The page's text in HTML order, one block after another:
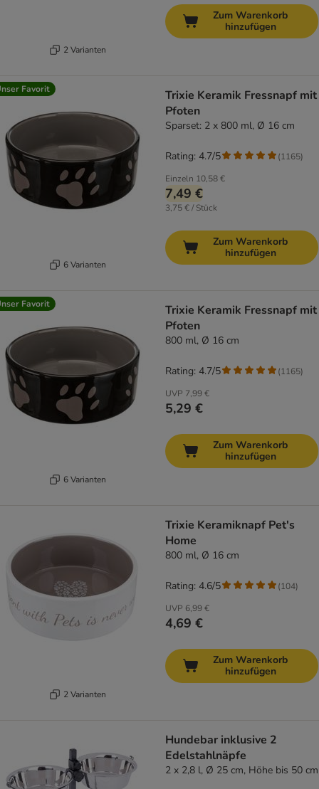
2 Varianten
Zum Warenkorb
hinzufügen
Favorit
6 Varianten
Trixie Keramik Fressnapf mit
Pfoten
Sparset: 2 x 800 ml, Ø 16 cm
Einzeln 10,58 €
7,49 €
3,75 € / Stück
Rating: 4.7/5 (1165)
Zum Warenkorb
hinzufügen
Favorit
6 Varianten
Trixie Keramik Fressnapf mit
Pfoten
800 ml, Ø 16 cm
UVP 7,99 €
5,29 €
Rating: 4.7/5 (1165)
Zum Warenkorb
hinzufügen
2 Varianten
Trixie Keramiknapf Pet's
Home
800 ml, Ø 16 cm
UVP 6,99 €
4,69 €
Rating: 4.6/5 (104)
Zum Warenkorb
hinzufügen
Hundebar inklusive 2
Edelstahlnäpfe
2 x 2,8 l, Ø 25 cm, Höhe bis 50 cm